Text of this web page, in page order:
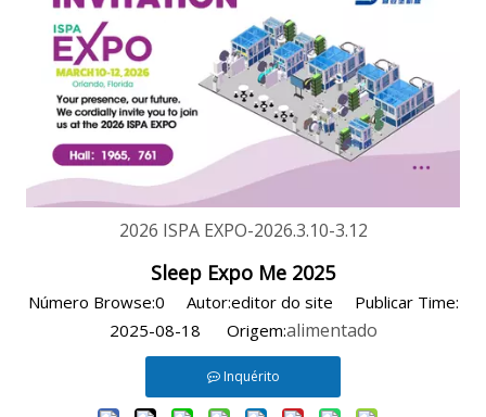
2026 ISPA EXPO-2026.3.10-3.12
Sleep Expo Me 2025
Número Browse:0 Autor:editor do site Publicar Time:
2025-08-18 Origem:alimentado
Inquérito